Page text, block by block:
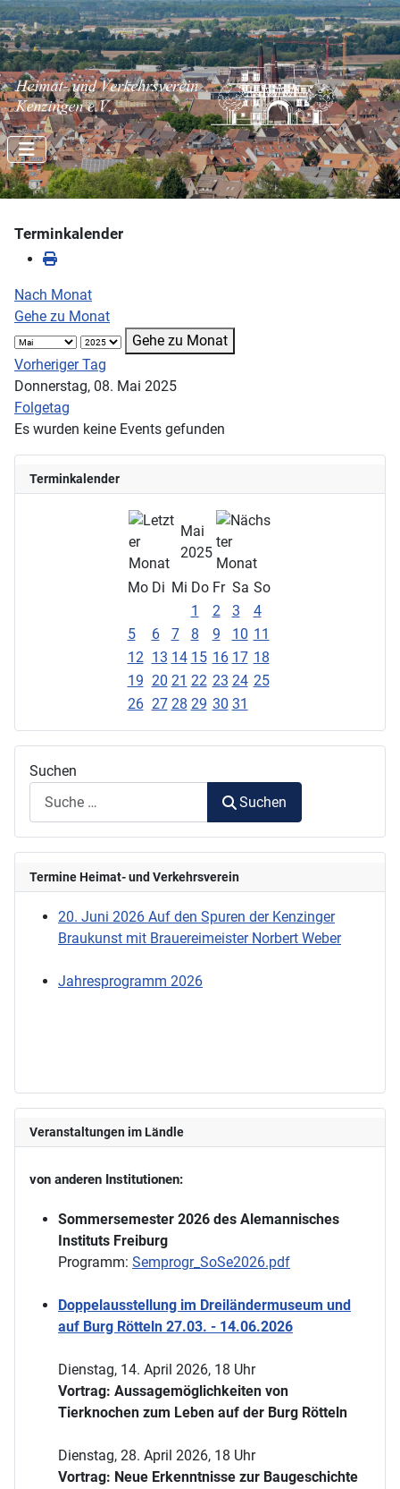
Terminkalender
Mai
2025
Mo Di Mi Do Fr Sa So
1
2 3
4
5
6 7 8 9 10 11
12 13 14 15 16 17 18
19 20 21 22 23 24 25
26 27 28 29 30 31
Suchen
Suchen
Termine Heimat- und Verkehrsverein
20. Juni 2026 Auf den Spuren der Kenzinger
Braukunst mit Brauereimeister Norbert Weber
Jahresprogramm 2026
Veranstaltungen im Ländle
von anderen Institutionen:
Sommersemester 2026 des Alemannisches
Instituts Freiburg
Programm: Semprogr_SoSe2026.pdf
Doppelausstellung im Dreiländermuseum und
auf Burg Rötteln 27.03. - 14.06.2026
Dienstag, 14. April 2026, 18 Uhr
Vortrag: Aussagemöglichkeiten von
Tierknochen zum Leben auf der Burg Rötteln
Dienstag, 28. April 2026, 18 Uhr
Vortrag: Neue Erkenntnisse zur Baugeschichte
Terminkalender
Nach Monat
Gehe zu Monat
Gehe zu Monat
Vorheriger Tag
Donnerstag, 08. Mai 2025
Folgetag
Es wurden keine Events gefunden